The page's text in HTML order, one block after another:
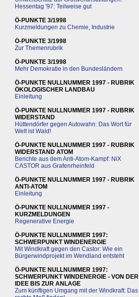
Hessentag '97: Teilweise gut
Ö-PUNKTE 3/1998
Kurzmeldungen zu Chemie, Industrie
Ö-PUNKTE 3/1998
Zur Themenrubrik
Ö-PUNKTE 3/1998
Mehr Demokratie in den Bundesländern
Ö-PUNKTE NULLNUMMER 1997 - RUBRIK
ÖKOLOGISCHER LANDBAU
Einleitung
Ö-PUNKTE NULLNUMMER 1997 - RUBRIK
WIDERSTAND
Hüttendörfer gegen Autowahn: Das Wort für
Welt ist Wald!
Ö-PUNKTE NULLNUMMER 1997 - RUBRIK
WIDERSTAND ATOM
Berichte aus dem Anti-Atom-Kampf: NiX
CASTOR aus Grafenrheinfeld
Ö-PUNKTE NULLNUMMER 1997 - RUBRIK
ANTI-ATOM
Einleitung
Ö-PUNKTE NULLNUMMER 1997 -
KURZMELDUNGEN
Regenerative Energie
Ö-PUNKTE NULLNUMMER 1997:
SCHWERPUNKT WINDENERGIE
Mit Windkraft gegen den Castor: Wie ein
Bürgerwindprojekt im Wendland entsteht
Ö-PUNKTE NULLNUMMER 1997:
SCHWERPUNKT WINDENERGIE - VON DER
IDEE BIS ZUR ANLAGE
Zum künftigen Umgang mit der Windkraft: Das